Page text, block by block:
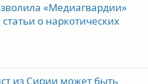
«Медиагвардии»
о наркотических
из Сирии может быть